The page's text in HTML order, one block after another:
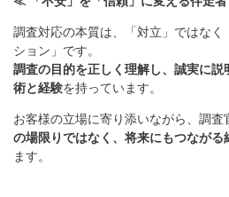
調査対応の本質は、「対立」ではなく
ション」です。
調査の目的を正しく理解し、誠実に
術と経験を持っています。
お客様の立場に寄り添いながら、調査
の場限りではなく、将来にもつながる
ます。